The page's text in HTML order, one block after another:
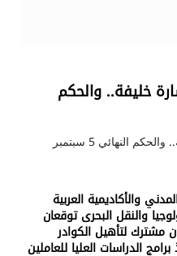
خليفة.. والحكم
المفتي يفصل في مصير سارة خليفة.. والحكم النهائي 5 سبتمبر
والأكاديمية العربية
والنقل البحرى توقعان
مشترك لتأهيل الكوادر
الدراسات العليا للعاملين